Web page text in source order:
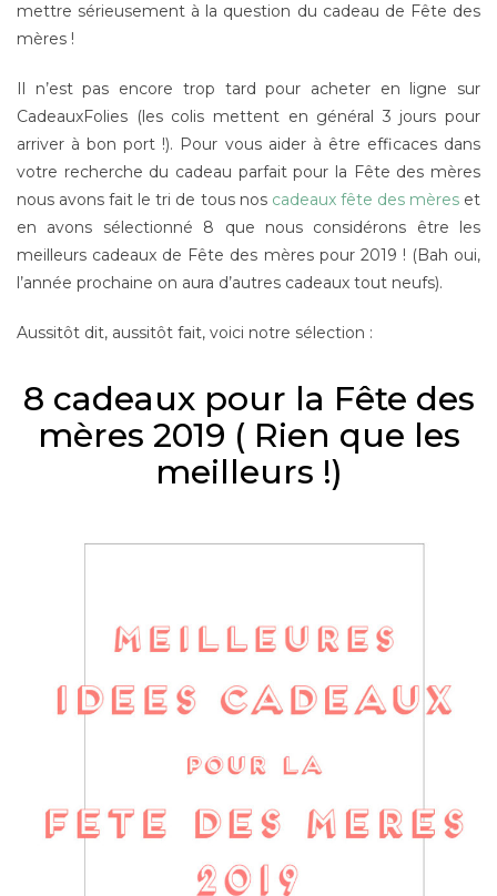
mettre sérieusement à la question du cadeau de Fête des
mères !
Il n’est pas encore trop tard pour acheter en ligne sur
CadeauxFolies (les colis mettent en général 3 jours pour
arriver à bon port !). Pour vous aider à être efficaces dans
votre recherche du cadeau parfait pour la Fête des mères
nous avons fait le tri de tous nos cadeaux fête des mèreset
en avons sélectionné 8 que nous considérons être les
meilleurs cadeaux de Fête des mères pour 2019 ! (Bah oui,
l’année prochaine on aura d’autres cadeaux tout neufs).
Aussitôt dit, aussitôt fait, voici notre sélection :
8 cadeaux pour la Fête des
mères 2019 ( Rien que les
meilleurs !)